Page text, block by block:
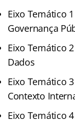
Eixo Temático
Governança
Eixo Temático
Dados
Eixo Temático
Contexto
Eixo Temático